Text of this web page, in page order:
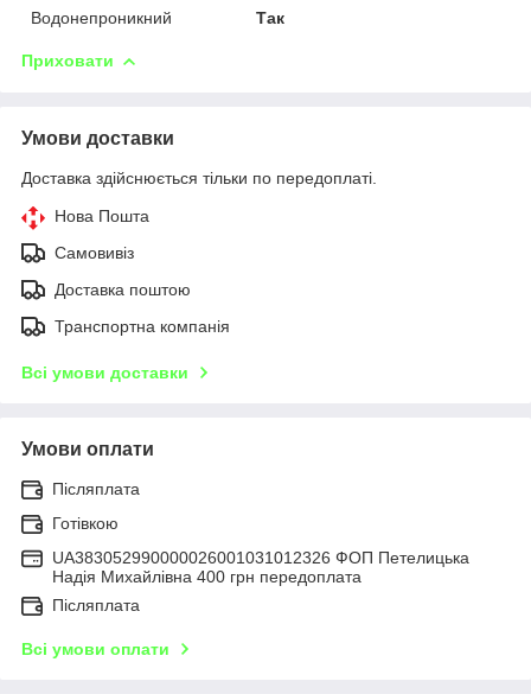
Водонепроникний
Так
Приховати
Умови доставки
Доставка здійснюється тільки по передоплаті.
Нова Пошта
Самовивіз
Доставка поштою
Транспортна компанія
Всі умови доставки
Умови оплати
Післяплата
Готівкою
UA383052990000026001031012326 ФОП Петелицька
Надія Михайлівна 400 грн передоплата
Післяплата
Всі умови оплати